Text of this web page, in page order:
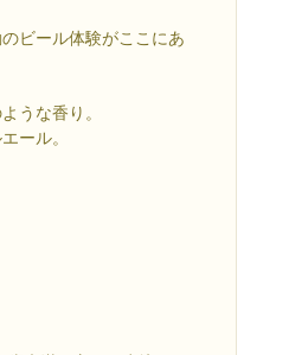
ビール体験がここにあ
うな香り。
ール。